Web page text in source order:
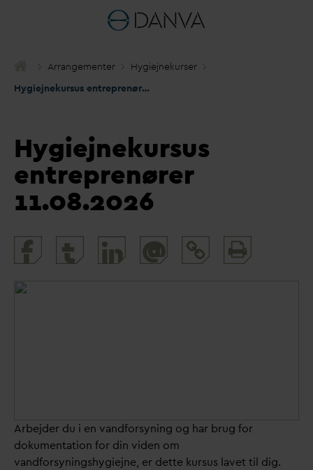
Arrangementer
Hygiejnekurser
Hygiejnekursus entreprenører 11.08.2026
Hygiejnekursus
entreprenører
11.08.2026
@
and
Arbejder du i en vandforsyning og har brug for
dokumentation for din viden om
vandforsyningshygiejne, er dette kursus lavet til dig.